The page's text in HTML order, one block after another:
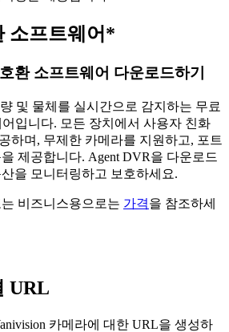
소프트웨어*
환 소프트웨어 다운로드하기
및 물체를 실시간으로 감지하는 무료
입니다. 모든 장치에서 사용자 친화
하며, 무제한 카메라를 지원하고, 포트
제공합니다. Agent DVR을 다운로드
을 모니터링하고 보호하세요.
비즈니스용으로는 가격을 참조하세
URL
카메라에 대한 URL을 생성하